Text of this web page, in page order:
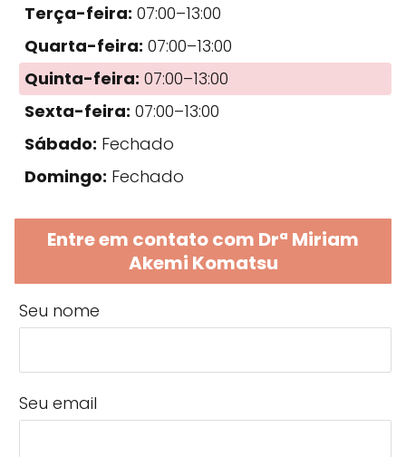
Terça-feira: 07:00–13:00
Quarta-feira: 07:00–13:00
Quinta-feira: 07:00–13:00
Sexta-feira: 07:00–13:00
Sábado: Fechado
Domingo: Fechado
Entre em contato com Drª Miriam
Akemi Komatsu
Seu nome
Seu email